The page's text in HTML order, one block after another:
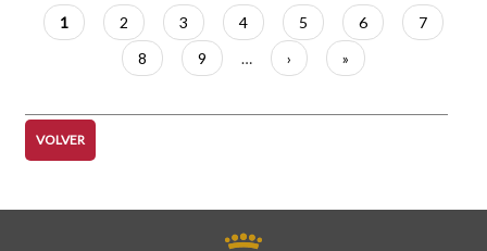
Paginación
Página
actual
1 Página
2 Página
3 Página
4 Página
5 Página
6 Página
7
Página
8 Página
9 …
Siguiente
página
›
Última
página
»
VOLVER